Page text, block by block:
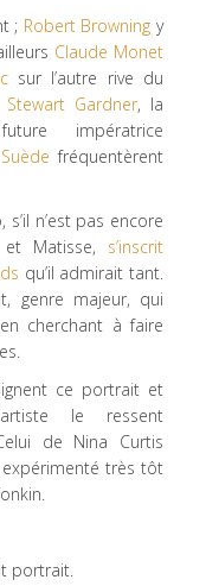
; Robert Browning y
Claude Monet
sur l’autre rive du
Stewart Gardner, la
impératrice
fréquentèrent
n’est pas encore
Matisse, s’inscrit
qu’il admirait tant.
genre majeur, qui
cherchant à faire
ce portrait et
le ressent
de Nina Curtis
très tôt
portrait.